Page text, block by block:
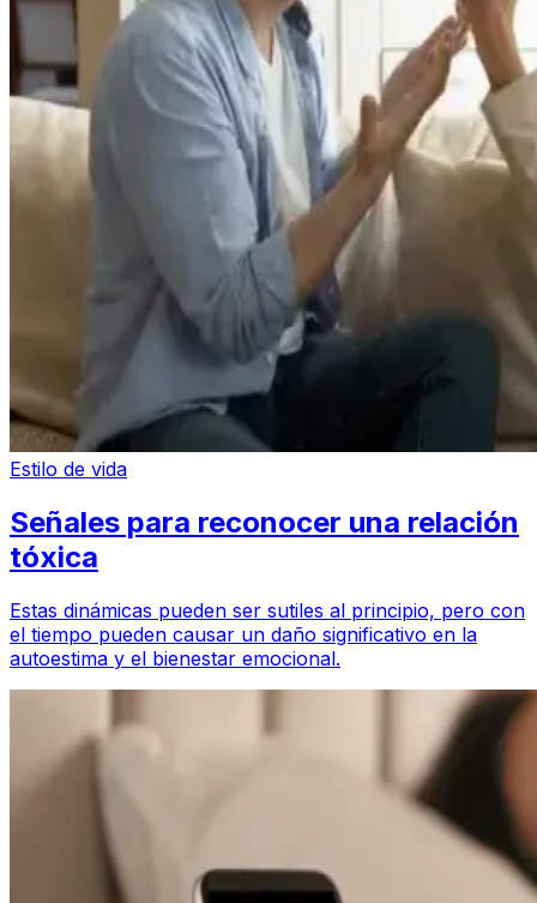
Estilo de vida
Señales para reconocer una relación
tóxica
Estas dinámicas pueden ser sutiles al principio, pero con
el tiempo pueden causar un daño significativo en la
autoestima y el bienestar emocional.